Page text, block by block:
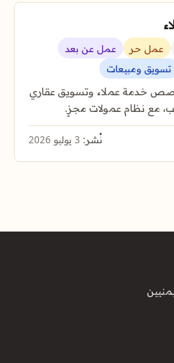
عمل حر
عمل عن بعد
تسويق ومبيعات
خدمة عملاء وتسويق عقاري
مع نظام عمولات مجزٍ.
نُشر: